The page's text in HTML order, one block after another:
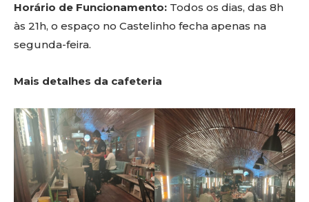
Horário de Funcionamento: Todos os dias, das 8h
às 21h, o espaço no Castelinho fecha apenas na
segunda-feira.
Mais detalhes da cafeteria